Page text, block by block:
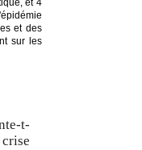
et des
sur les
t-